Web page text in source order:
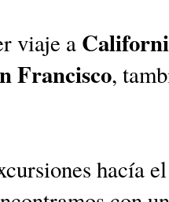
viaje a
Francisco,
hacía